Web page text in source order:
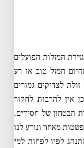
המזלות הפועלים
המזל טוב או רע
לצדיקים גמורים
אין להרבות לחקור
הבטחון של חסידים.
מאחר ונודע לנו
לפיו לפחות למי